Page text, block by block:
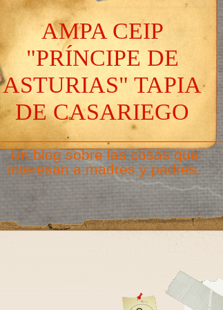
AMPA CEIP
"PRÍNCIPE DE
ASTURIAS" TAPIA
DE CASARIEGO
Un blog sobre las cosas que
interesan a madres y padres.